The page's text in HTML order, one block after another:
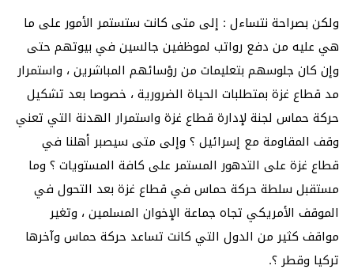
ولكن بصراحة نتساءل : إلى متى كانت ستستمر الأمور على ما
هي عليه من دفع رواتب لموظفين جالسين في بيوتهم حتى
وإن كان جلوسهم بتعليمات من رؤسائهم المباشرين ، واستمرار
مد قطاع غزة بمتطلبات الحياة الضرورية ، خصوصا بعد تشكيل
حركة حماس لجنة لإدارة قطاع غزة واستمرار الهدنة التي تعني
وقف المقاومة مع إسرائيل ؟ وإلى متى سيصبر أهلنا في
قطاع غزة على التدهور المستمر على كافة المستويات ؟ وما
مستقبل سلطة حركة حماس في قطاع غزة بعد التحول في
الموقف الأمريكي تجاه جماعة الإخوان المسلمين ، وتغير
مواقف كثير من الدول التي كانت تساعد حركة حماس وآخرها
تركيا وقطر ؟.